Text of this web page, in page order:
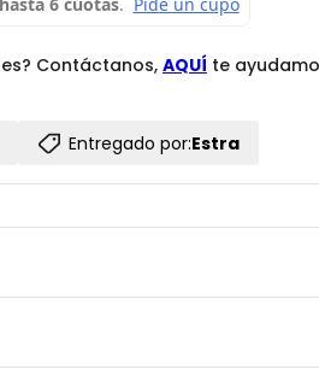
Contáctanos, AQUÍ te
Entregado por:Estra